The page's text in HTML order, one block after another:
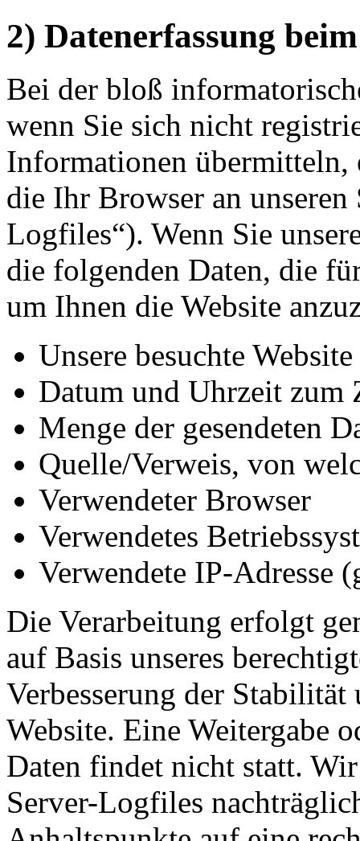
2) Datenerfassung
Bei der bloß
wenn Sie sich nicht
Informationen übermitteln,
die Ihr Browser an
Logfiles“). Wenn Sie
die folgenden Daten, die
um Ihnen die Website
Unsere besuchte Website
Datum und Uhrzeit zum
Menge der gesendeten
Quelle/Verweis, von
Verwendeter Browser
Verwendetes
Verwendete IP-Adresse
Die Verarbeitung erfolgt
auf Basis unseres
Verbesserung der
Website. Eine Weitergabe
Daten findet nicht statt.
Server-Logfiles